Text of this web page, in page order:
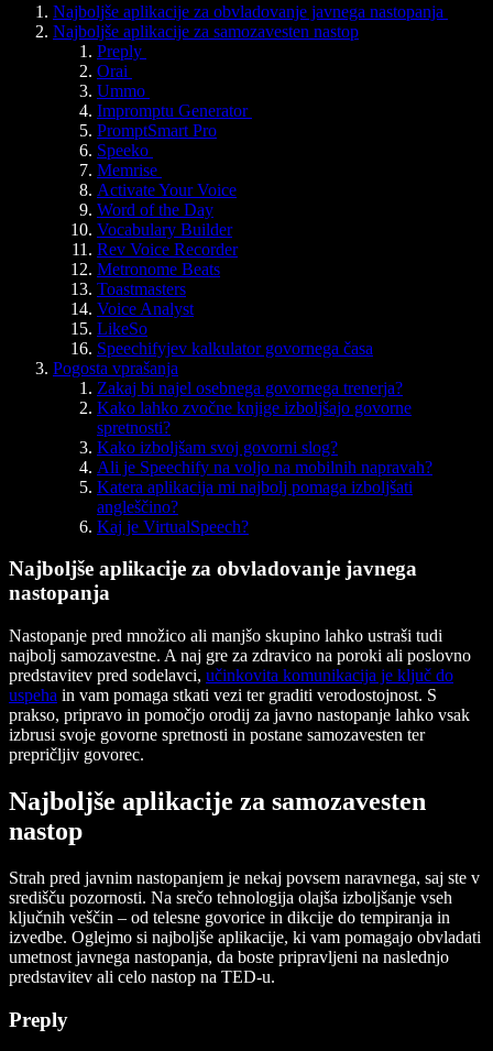
Najboljše aplikacije za obvladovanje javnega nastopanja
Najboljše aplikacije za samozavesten nastop
Preply
Orai
Ummo
Impromptu Generator
PromptSmart Pro
Speeko
Memrise
Activate Your Voice
Word of the Day
Vocabulary Builder
Rev Voice Recorder
Metronome Beats
Toastmasters
Voice Analyst
LikeSo
Speechifyjev kalkulator govornega časa
Pogosta vprašanja
Zakaj bi najel osebnega govornega trenerja?
Kako lahko zvočne knjige izboljšajo govorne
spretnosti?
Kako izboljšam svoj govorni slog?
Ali je Speechify na voljo na mobilnih napravah?
Katera aplikacija mi najbolj pomaga izboljšati
angleščino?
Kaj je VirtualSpeech?
Najboljše aplikacije za obvladovanje javnega
nastopanja
Nastopanje pred množico ali manjšo skupino lahko ustraši tudi
najbolj samozavestne. A naj gre za zdravico na poroki ali poslovno
predstavitev pred sodelavci, učinkovita komunikacija je ključ do
uspeha in vam pomaga stkati vezi ter graditi verodostojnost. S
prakso, pripravo in pomočjo orodij za javno nastopanje lahko vsak
izbrusi svoje govorne spretnosti in postane samozavesten ter
prepričljiv govorec.
Najboljše aplikacije za samozavesten
nastop
Strah pred javnim nastopanjem je nekaj povsem naravnega, saj ste v
središču pozornosti. Na srečo tehnologija olajša izboljšanje vseh
ključnih veščin – od telesne govorice in dikcije do tempiranja in
izvedbe. Oglejmo si najboljše aplikacije, ki vam pomagajo obvladati
umetnost javnega nastopanja, da boste pripravljeni na naslednjo
predstavitev ali celo nastop na TED-u.
Preply